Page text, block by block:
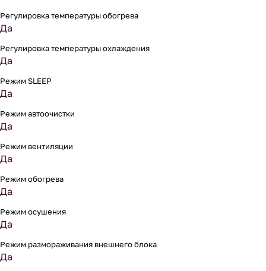
Регулировка температуры обогрева
Да
Регулировка температуры охлаждения
Да
Режим SLEEP
Да
Режим автоочистки
Да
Режим вентиляции
Да
Режим обогрева
Да
Режим осушения
Да
Режим размораживания внешнего блока
Да